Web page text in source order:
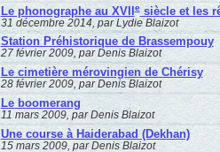
Le phonographe au XVIIesiècle et les
31 décembre 2014, par Lydie Blaizot
Station Préhistorique de Brassempouy
27 février 2009, par Denis Blaizot
Le cimetière mérovingien de Chérisy
28 février 2009, par Denis Blaizot
Le boomerang
11 mars 2009, par Denis Blaizot
Une course à Haiderabad (Dekhan)
15 mars 2009, par Denis Blaizot